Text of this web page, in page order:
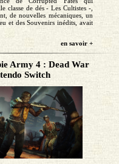
classe de dés - Les Cultistes -,
de nouvelles mécaniques, un
et des Souvenirs inédits, avait
en savoir +
Army 4 : Dead War
Switch